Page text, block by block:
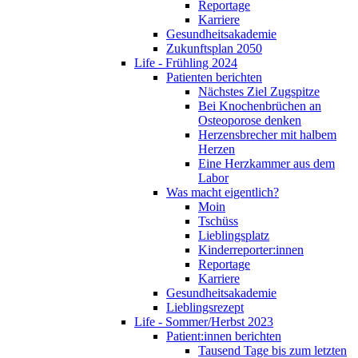
Reportage
Karriere
Gesundheitsakademie
Zukunftsplan 2050
Life - Frühling 2024
Patienten berichten
Nächstes Ziel Zugspitze
Bei Knochenbrüchen an
Osteoporose denken
Herzensbrecher mit halbem
Herzen
Eine Herzkammer aus dem
Labor
Was macht eigentlich?
Moin
Tschüss
Lieblingsplatz
Kinderreporter:innen
Reportage
Karriere
Gesundheitsakademie
Lieblingsrezept
Life - Sommer/Herbst 2023
Patient:innen berichten
Tausend Tage bis zum letzten